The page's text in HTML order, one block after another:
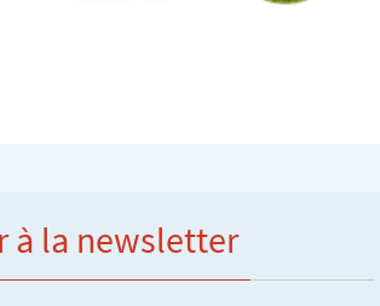
à la newsletter